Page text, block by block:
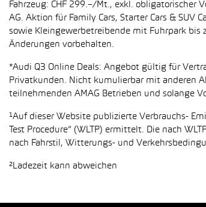
Fahrzeug: CHF 299.–/Mt., exkl. obligatorischer
AG. Aktion für Family Cars, Starter Cars &
sowie Kleingewerbetreibende mit Fuhrpark bis
Änderungen vorbehalten.
*Audi Q3 Online Deals: Angebot gültig für
Privatkunden. Nicht kumulierbar mit anderen
teilnehmenden AMAG Betrieben und solange
¹Auf dieser Website publizierte Verbrauchs-
Test Procedure“ (WLTP) ermittelt. Die nach
nach Fahrstil, Witterungs- und
²Ladezeit kann abweichen